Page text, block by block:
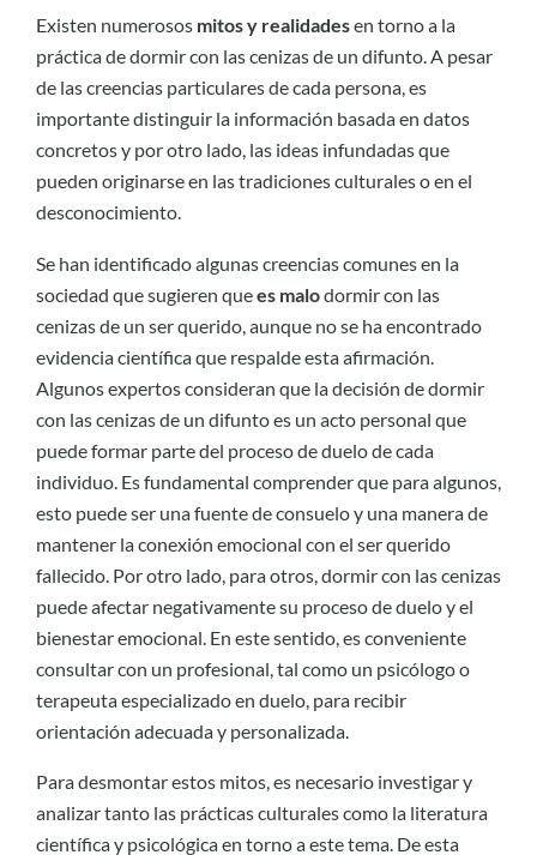
Existen numerosos mitos y realidadesen torno a la
práctica de dormir con las cenizas de un difunto. A pesar
de las creencias particulares de cada persona, es
importante distinguir la información basada en datos
concretos y por otro lado, las ideas infundadas que
pueden originarse en las tradiciones culturales o en el
desconocimiento.
Se han identificado algunas creencias comunes en la
sociedad que sugieren quees malodormir con las
cenizas de un ser querido, aunque no se ha encontrado
evidencia científica que respalde esta afirmación.
Algunos expertos consideran que la decisión de dormir
con las cenizas de un difunto es un acto personal que
puede formar parte del proceso de duelo de cada
individuo. Es fundamental comprender que para algunos,
esto puede ser una fuente de consuelo y una manera de
mantener la conexión emocional con el ser querido
fallecido. Por otro lado, para otros, dormir con las cenizas
puede afectar negativamente su proceso de duelo y el
bienestar emocional. En este sentido, es conveniente
consultar con un profesional, tal como un psicólogo o
terapeuta especializado en duelo, para recibir
orientación adecuada y personalizada.
Para desmontar estos mitos, es necesario investigar y
analizar tanto las prácticas culturales como la literatura
científica y psicológica en torno a este tema. De esta